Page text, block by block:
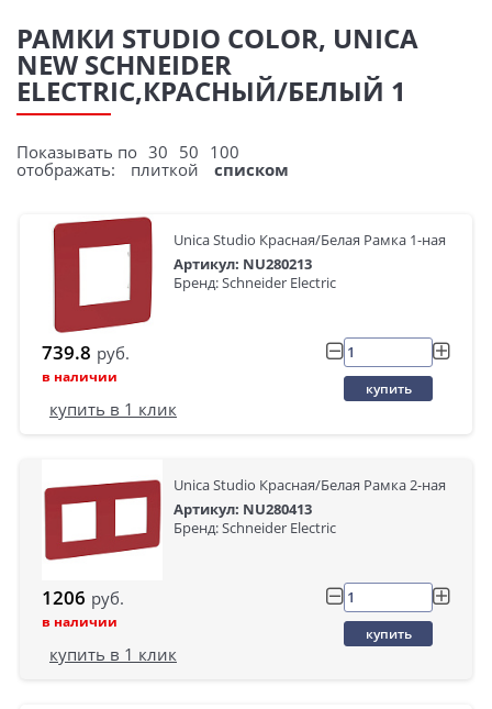
РАМКИ STUDIO COLOR, UNICA
NEW SCHNEIDER
ELECTRIC,КРАСНЫЙ/БЕЛЫЙ 1
Показывать по 30 50 100
отображать:
плиткой списком
Unica Studio Красная/Белая Рамка 1-ная
Артикул: NU280213
Бренд: Schneider Electric
739.8 руб.
в наличии
купить
купить в 1 клик
Unica Studio Красная/Белая Рамка 2-ная
Артикул: NU280413
Бренд: Schneider Electric
1206 руб.
в наличии
купить
купить в 1 клик